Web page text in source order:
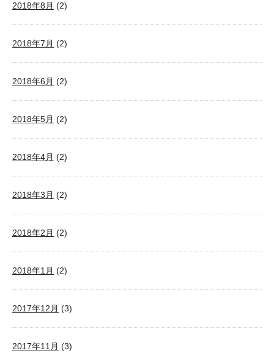
2018年8月 (2)
2018年7月 (2)
2018年6月 (2)
2018年5月 (2)
2018年4月 (2)
2018年3月 (2)
2018年2月 (2)
2018年1月 (2)
2017年12月 (3)
2017年11月 (3)